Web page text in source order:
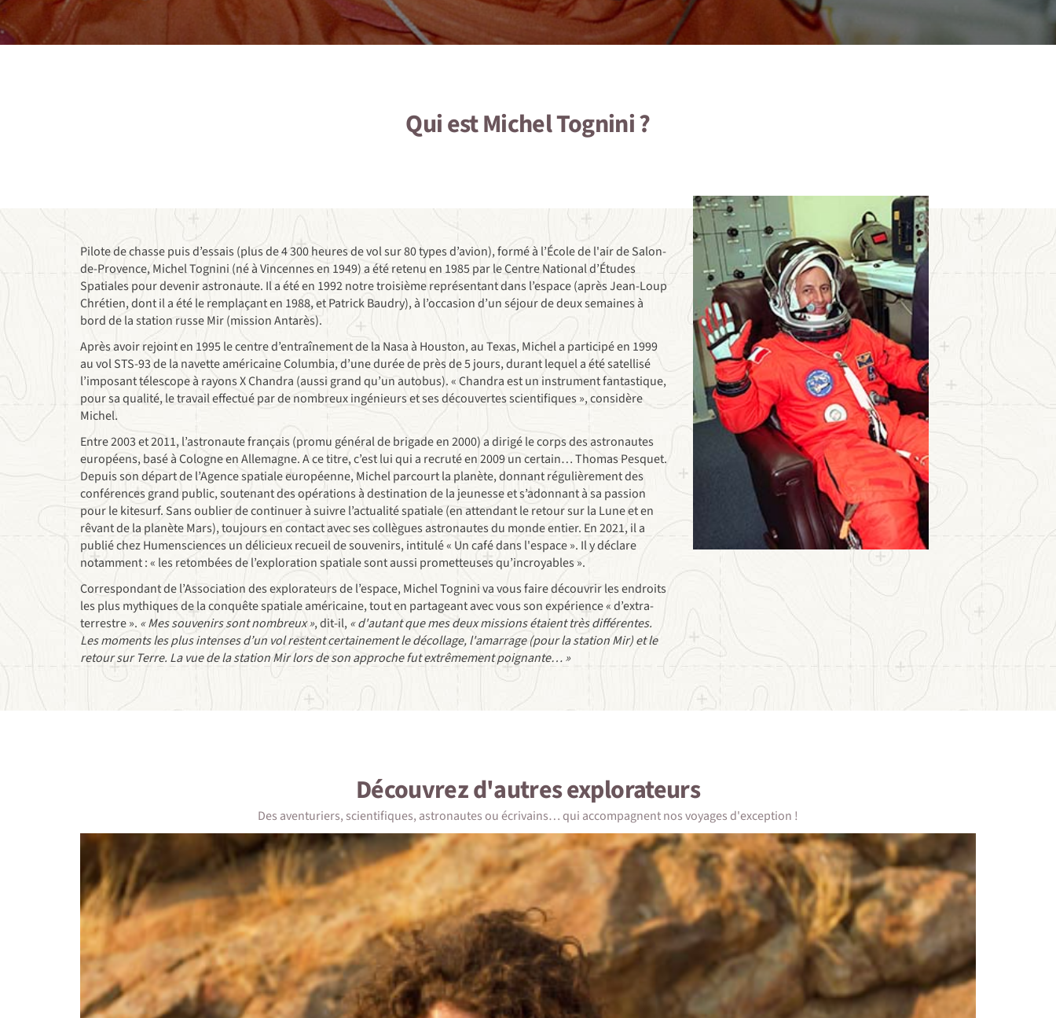
Qui estMichel Tognini?
Pilote de chasse puis d’essais (plus de 4 300 heures de vol sur 80 types d’avion), formé à l’École de l'air de Salon-
de-Provence, Michel Tognini (né à Vincennes en 1949) a été retenu en 1985 par le Centre National d’Études
Spatiales pour devenir astronaute. Il a été en 1992 notre troisième représentant dans l’espace (après Jean-Loup
Chrétien, dont il a été le remplaçant en 1988, et Patrick Baudry), à l’occasion d’un séjour de deux semaines à
bord de la station russe Mir (mission Antarès).
Après avoir rejoint en 1995 le centre d’entraînement de la Nasa à Houston, au Texas, Michel a participé en 1999
au vol STS-93 de la navette américaine Columbia, d’une durée de près de 5 jours, durant lequel a été satellisé
l’imposant télescope à rayons X Chandra (aussi grand qu’un autobus). « Chandra est un instrument fantastique,
pour sa qualité, le travail effectué par de nombreux ingénieurs et ses découvertes scientifiques », considère
Michel.
Entre 2003 et 2011, l’astronaute français (promu général de brigade en 2000) a dirigé le corps des astronautes
européens, basé à Cologne en Allemagne. A ce titre, c’est lui qui a recruté en 2009 un certain… Thomas Pesquet.
Depuis son départ de l’Agence spatiale européenne, Michel parcourt la planète, donnant régulièrement des
conférences grand public, soutenant des opérations à destination de la jeunesse et s’adonnant à sa passion
pour le kitesurf. Sans oublier de continuer à suivre l’actualité spatiale (en attendant le retour sur la Lune et en
rêvant de la planète Mars), toujours en contact avec ses collègues astronautes du monde entier. En 2021, il a
publié chez Humensciences un délicieux recueil de souvenirs, intitulé « Un café dans l'espace ». Il y déclare
notamment : « les retombées de l’exploration spatiale sont aussi prometteuses qu’incroyables ».
Correspondant de l’Association des explorateurs de l’espace, Michel Tognini va vous faire découvrir les endroits
les plus mythiques de la conquête spatiale américaine, tout en partageant avec vous son expérience « d’extra-
terrestre ». « Mes souvenirs sont nombreux », dit-il,« d'autant que mes deux missions étaient très différentes.
Les moments les plus intenses d’un vol restent certainement le décollage, l'amarrage (pour la station Mir) et le
retour sur Terre. La vue de la station Mir lors de son approche fut extrêmement poignante… »
Découvrez d'autresexplorateurs
Des aventuriers, scientifiques, astronautes ou écrivains… qui accompagnent nos voyages d'exception !